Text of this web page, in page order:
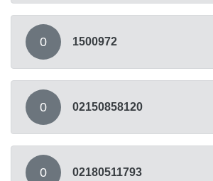
0 1500972
0 02150858120
0 02180511793